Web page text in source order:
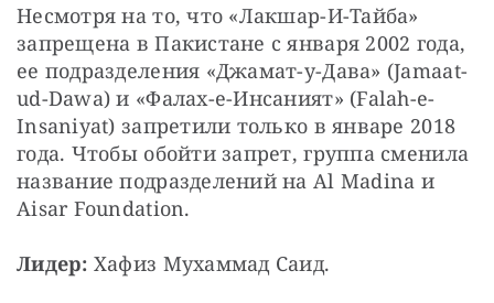
Несмотря на то, что «Лакшар-И-Тайба»
запрещена в Пакистане с января 2002 года,
ее подразделения «Джамат-у-Дава» (Jamaat-
ud-Dawa) и «Фалах-е-Инсаният» (Falah-e-
Insaniyat) запретили только в январе 2018
года. Чтобы обойти запрет, группа сменила
название подразделений на Al Madina и
Aisar Foundation.
Лидер: Хафиз Мухаммад Саид.